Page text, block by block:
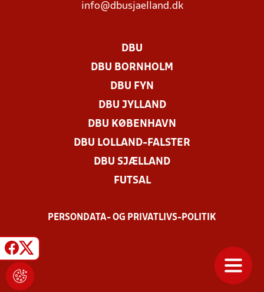
info@dbusjaelland.dk
DBU
DBU BORNHOLM
DBU FYN
DBU JYLLAND
DBU KØBENHAVN
DBU LOLLAND-FALSTER
DBU SJÆLLAND
FUTSAL
PERSONDATA- OG PRIVATLIVS-POLITIK